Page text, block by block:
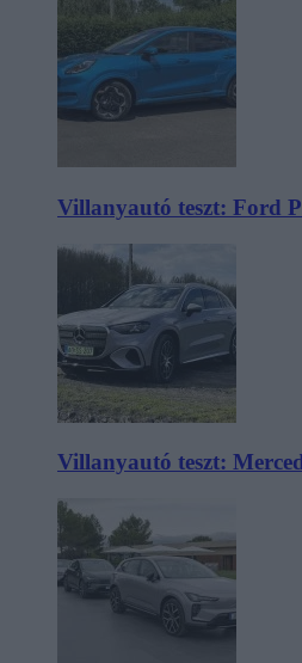
Villanyautó teszt: Ford
Villanyautó teszt: